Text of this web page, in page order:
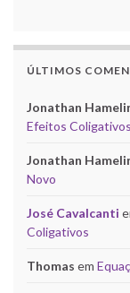
ÚLTIMOS
Jonathan
Efeitos Coligativos
Jonathan
Novo
José Cavalcanti
Coligativos
Thomas em